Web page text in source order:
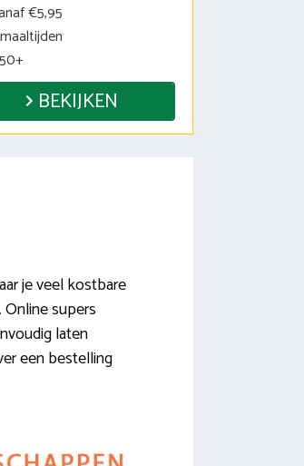
€5,95
BEKIJKEN
je veel kostbare
supers
laten
een bestelling